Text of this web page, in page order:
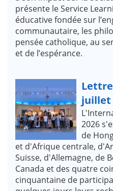
présente le Service
éducative fondée sur
communautaire, les
pensée catholique, au
et de l’espérance.
juillet
2026
de
et d'Afrique centrale,
Suisse, d'Allemagne, de
Canada et des quatre
cinquantaine de